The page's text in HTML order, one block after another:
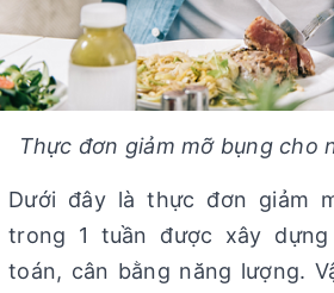
Thực đơn giảm mỡ bụng cho
Dưới đây là thực đơn giảm
trong 1 tuần được xây
toán, cân bằng năng lượng.